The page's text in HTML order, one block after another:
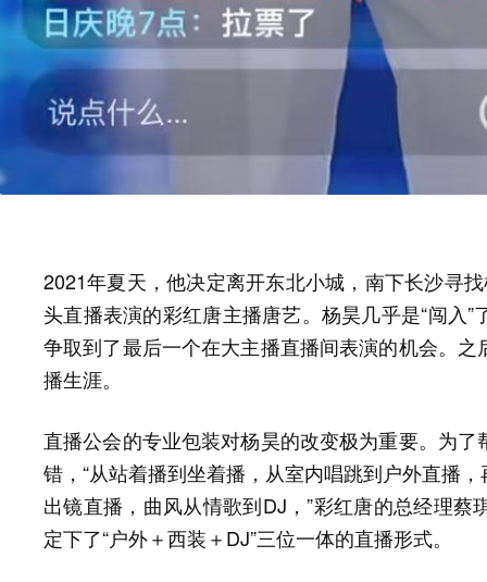
2021年夏天，他决定离开东北小城，南下长沙寻
头直播表演的彩红唐主播唐艺。杨昊几乎是“闯入
争取到了最后一个在大主播直播间表演的机会。
播生涯。
直播公会的专业包装对杨昊的改变极为重要。为
错，“从站着播到坐着播，从室内唱跳到户外直播
出镜直播，曲风从情歌到DJ，”彩红唐的总经理
定下了“户外＋西装＋DJ”三位一体的直播形式。